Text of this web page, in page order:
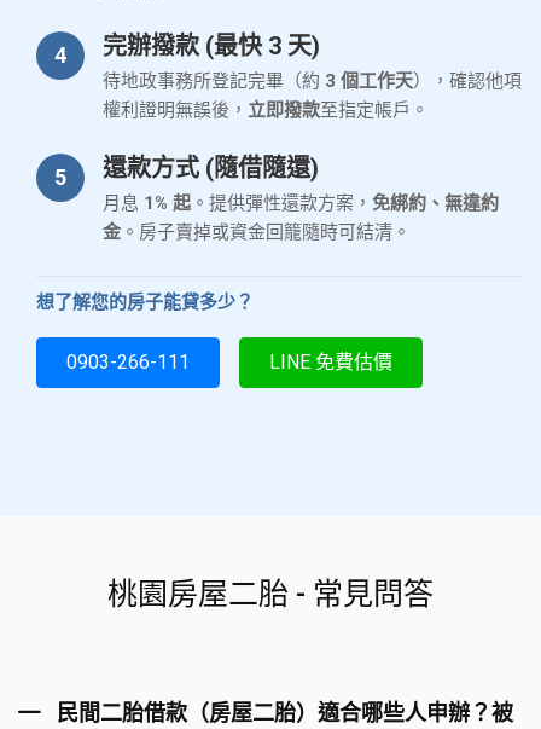
4 完辦撥款 (最快 3 天)
待地政事務所登記完畢（約 3 個工作天），確認他項
權利證明無誤後， 立即撥款至指定帳戶。
5 還款方式 (隨借隨還)
月息 1% 起。提供彈性還款方案， 免綁約、無違約
金。房子賣掉或資金回籠隨時可結清。
想了解您的房子能貸多少？
0903-266-111 LINE 免費估價
桃園房屋二胎 - 常見問答
民間二胎借款（房屋二胎）適合哪些人申辦？被